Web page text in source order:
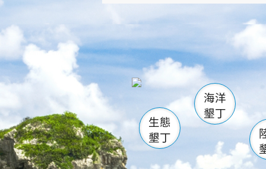
龜山 海生館
恆春
龍鑾潭自
瓊麻館
關山
白砂
生態
墾丁
海洋
墾丁